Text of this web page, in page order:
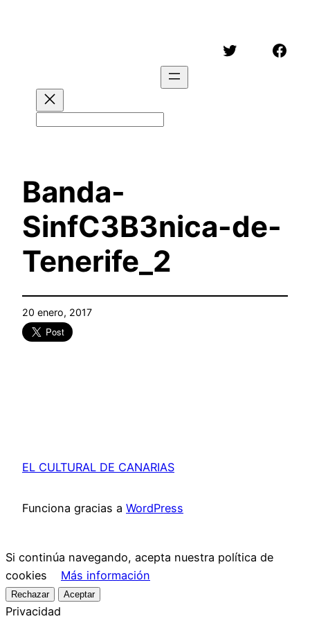
Twitter
Banda-
SinfC3B3nica-de-
Tenerife_2
20 enero, 2017
EL CULTURAL DE CANARIAS
Funciona gracias a WordPress
Si continúa navegando, acepta nuestra política de
cookies Más información
Rechazar Aceptar
Privacidad